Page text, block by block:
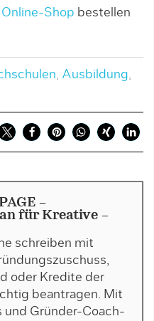
Online-Shop bestellen
, Ausbildung,
-
für Kreative -
schreiben mit
oder Kredite der
beantragen. Mit
und Gründer-Coach-